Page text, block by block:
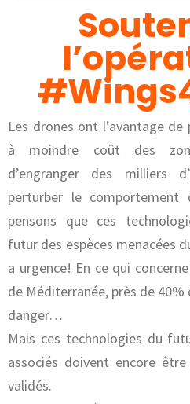
Les drones ont l’avantage
à moindre coût des
d’engranger des milliers
perturber le comportement
pensons que ces
futur des espèces menacées
a urgence! En ce qui
de Méditerranée, près de 40%
danger…
Mais ces technologies du
associés doivent encore
validés.